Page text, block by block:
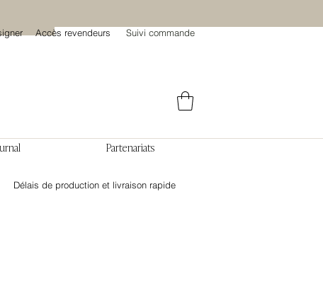
Accès revendeurs Suivi commande
Partenariats
Délais de production et livraison rapide